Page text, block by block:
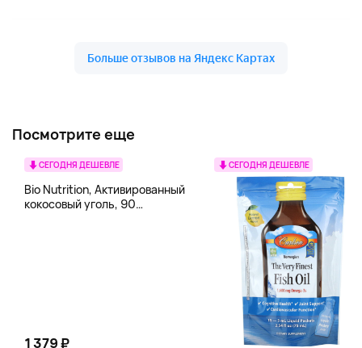
Посмотрите еще
СЕГОДНЯ ДЕШЕВЛЕ
Bio Nutrition, Активированный
кокосовый уголь, 90
1 379 ₽
СЕГОДНЯ ДЕШЕВЛЕ